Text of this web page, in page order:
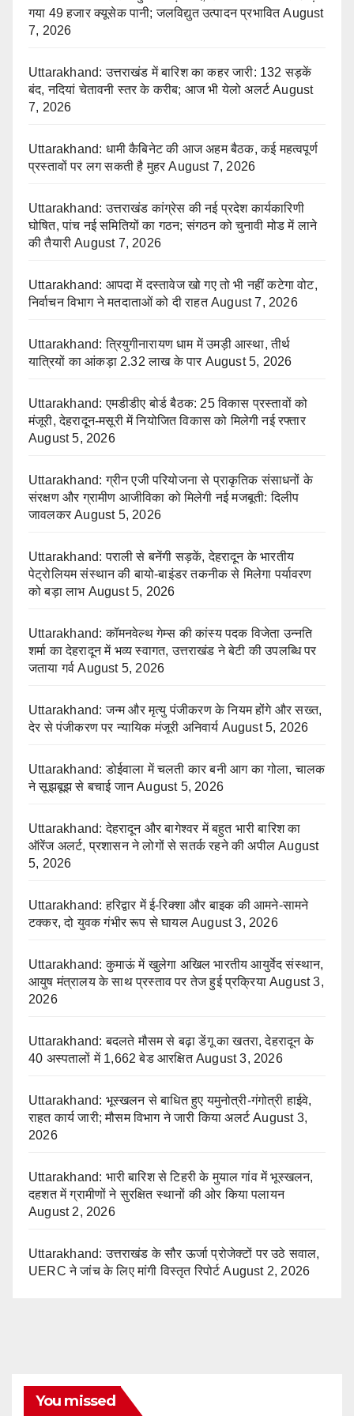
गया 49 हजार क्यूसेक पानी; जलविद्युत उत्पादन प्रभावित August
7, 2026
Uttarakhand: उत्तराखंड में बारिश का कहर जारी: 132 सड़कें
बंद, नदियां चेतावनी स्तर के करीब; आज भी येलो अलर्ट August
7, 2026
Uttarakhand: धामी कैबिनेट की आज अहम बैठक, कई महत्वपूर्ण
प्रस्तावों पर लग सकती है मुहर August 7, 2026
Uttarakhand: उत्तराखंड कांग्रेस की नई प्रदेश कार्यकारिणी
घोषित, पांच नई समितियों का गठन; संगठन को चुनावी मोड में लाने
की तैयारी August 7, 2026
Uttarakhand: आपदा में दस्तावेज खो गए तो भी नहीं कटेगा वोट,
निर्वाचन विभाग ने मतदाताओं को दी राहत August 7, 2026
Uttarakhand: त्रियुगीनारायण धाम में उमड़ी आस्था, तीर्थ
यात्रियों का आंकड़ा 2.32 लाख के पार August 5, 2026
Uttarakhand: एमडीडीए बोर्ड बैठक: 25 विकास प्रस्तावों को
मंजूरी, देहरादून-मसूरी में नियोजित विकास को मिलेगी नई रफ्तार
August 5, 2026
Uttarakhand: ग्रीन एजी परियोजना से प्राकृतिक संसाधनों के
संरक्षण और ग्रामीण आजीविका को मिलेगी नई मजबूती: दिलीप
जावलकर August 5, 2026
Uttarakhand: पराली से बनेंगी सड़कें, देहरादून के भारतीय
पेट्रोलियम संस्थान की बायो-बाइंडर तकनीक से मिलेगा पर्यावरण
को बड़ा लाभ August 5, 2026
Uttarakhand: कॉमनवेल्थ गेम्स की कांस्य पदक विजेता उन्नति
शर्मा का देहरादून में भव्य स्वागत, उत्तराखंड ने बेटी की उपलब्धि पर
जताया गर्व August 5, 2026
Uttarakhand: जन्म और मृत्यु पंजीकरण के नियम होंगे और सख्त,
देर से पंजीकरण पर न्यायिक मंजूरी अनिवार्य August 5, 2026
Uttarakhand: डोईवाला में चलती कार बनी आग का गोला, चालक
ने सूझबूझ से बचाई जान August 5, 2026
Uttarakhand: देहरादून और बागेश्वर में बहुत भारी बारिश का
ऑरेंज अलर्ट, प्रशासन ने लोगों से सतर्क रहने की अपील August
5, 2026
Uttarakhand: हरिद्वार में ई-रिक्शा और बाइक की आमने-सामने
टक्कर, दो युवक गंभीर रूप से घायल August 3, 2026
Uttarakhand: कुमाऊं में खुलेगा अखिल भारतीय आयुर्वेद संस्थान,
आयुष मंत्रालय के साथ प्रस्ताव पर तेज हुई प्रक्रिया August 3,
2026
Uttarakhand: बदलते मौसम से बढ़ा डेंगू का खतरा, देहरादून के
40 अस्पतालों में 1,662 बेड आरक्षित August 3, 2026
Uttarakhand: भूस्खलन से बाधित हुए यमुनोत्री-गंगोत्री हाईवे,
राहत कार्य जारी; मौसम विभाग ने जारी किया अलर्ट August 3,
2026
Uttarakhand: भारी बारिश से टिहरी के मुयाल गांव में भूस्खलन,
दहशत में ग्रामीणों ने सुरक्षित स्थानों की ओर किया पलायन
August 2, 2026
Uttarakhand: उत्तराखंड के सौर ऊर्जा प्रोजेक्टों पर उठे सवाल,
UERC ने जांच के लिए मांगी विस्तृत रिपोर्ट August 2, 2026
You missed